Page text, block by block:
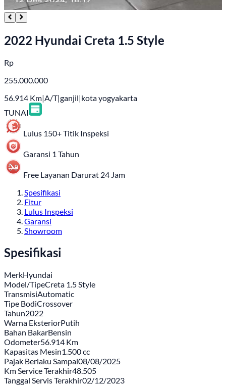
2022 Hyundai Creta 1.5 Style
Rp
255.000.000
56.914 Km|A/T|ganjil|kota yogyakarta
TUNAI
Lulus 150+ Titik Inspeksi
Garansi 1 Tahun
Free Layanan Darurat 24 Jam
Spesifikasi
Fitur
Lulus Inspeksi
Garansi
Showroom
Spesifikasi
MerkHyundai
Model/TipeCreta 1.5 Style
TransmisiAutomatic
Tipe BodiCrossover
Tahun2022
Warna EksteriorPutih
Bahan BakarBensin
Odometer56.914 Km
Kapasitas Mesin1.500 cc
Pajak Berlaku Sampai08/08/2025
Km Service Terakhir48.505
Tanggal Servis Terakhir02/12/2023